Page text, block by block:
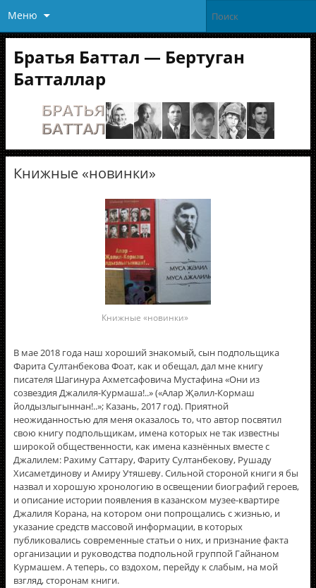
Меню
Братья Баттал — Бертуган
Батталлар
Книжные «новинки»
Книжные «новинки»
В мае 2018 года наш хороший знакомый, сын подпольщика
Фарита Султанбекова Фоат, как и обещал, дал мне книгу
писателя Шагинура Ахметсафовича Мустафина «Они из
созвездия Джалиля-Курмаша!..» («Алар Җәлил-Кормаш
йолдызлыгыннан!..»; Казань, 2017 год). Приятной
неожиданностью для меня оказалось то, что автор посвятил
свою книгу подпольщикам, имена которых не так известны
широкой общественности, как имена казнённых вместе с
Джалилем: Рахиму Саттару, Фариту Султанбекову, Рушаду
Хисаметдинову и Амиру Утяшеву. Сильной стороной книги я бы
назвал и хорошую хронологию в освещении биографий героев,
и описание истории появления в казанском музее-квартире
Джалиля Корана, на котором они попрощались с жизнью, и
указание средств массовой информации, в которых
публиковались современные статьи о них, и признание факта
организации и руководства подпольной группой Гайнаном
Курмашем. А теперь, со вздохом, перейду к слабым, на мой
взгляд, сторонам книги.